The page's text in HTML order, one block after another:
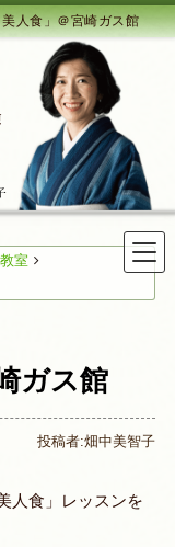
人食」＠宮崎ガス館
室
ガス館
投稿者:畑中美智子
人食」レッスンを